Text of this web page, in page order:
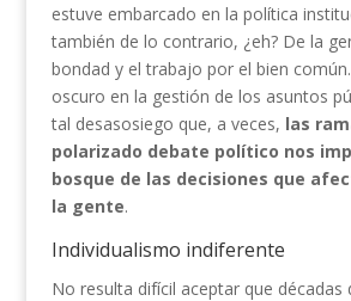
estuve embarcado en la política
también de lo contrario, ¿eh? De la
bondad y el trabajo por el bien
oscuro en la gestión de los asuntos
tal desasosiego que, a veces, las
polarizado debate político nos
bosque de las decisiones que
la gente.
Individualismo indiferente
No resulta difícil aceptar que décadas